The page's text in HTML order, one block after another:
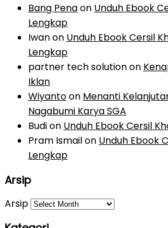
Bang Penaon Unduh Ebook
Lengkap
Iwanon Unduh Ebook Cersil
Lengkap
partner tech solutionon
Iklan
Wiyantoon Menanti
Nagabumi Karya SGA
Budion Unduh Ebook Cersil
Pram Ismailon Unduh Ebook
Lengkap
Arsip
Arsip